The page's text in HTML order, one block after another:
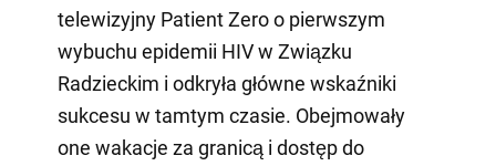
telewizyjny Patient Zero o pierwszym
wybuchu epidemii HIV w Związku
Radzieckim i odkryła główne wskaźniki
sukcesu w tamtym czasie. Obejmowały
one wakacje za granicą i dostęp do